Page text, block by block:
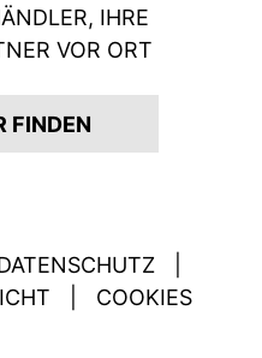
IHRE
VOR ORT
FINDEN
COOKIES